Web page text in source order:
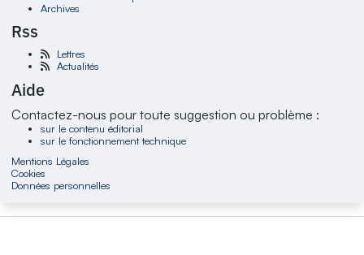
Archives
Rss
Lettres
Actualités
Aide
Contactez-nous pour toute suggestion ou problème :
sur le contenu éditorial
sur le fonctionnement technique
Mentions Légales
Cookies
Données personnelles